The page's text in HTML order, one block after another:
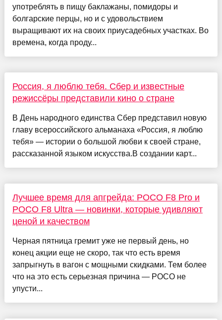
употреблять в пищу баклажаны, помидоры и
болгарские перцы, но и с удовольствием
выращивают их на своих приусадебных участках. Во
времена, когда проду...
Россия, я люблю тебя. Сбер и известные
режиссёры представили кино о стране
В День народного единства Сбер представил новую
главу всероссийского альманаха «Россия, я люблю
тебя» — истории о большой любви к своей стране,
рассказанной языком искусства.В создании карт...
Лучшее время для апгрейда: POCO F8 Pro и
POCO F8 Ultra — новинки, которые удивляют
ценой и качеством
Черная пятница гремит уже не первый день, но
конец акции еще не скоро, так что есть время
запрыгнуть в вагон с мощными скидками. Тем более
что на это есть серьезная причина — POCO не
упусти...